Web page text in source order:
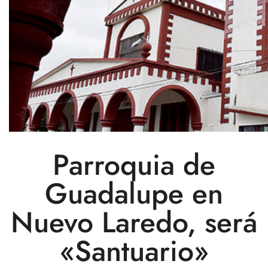
Parroquia de
Guadalupe en
Nuevo Laredo, será
«Santuario»